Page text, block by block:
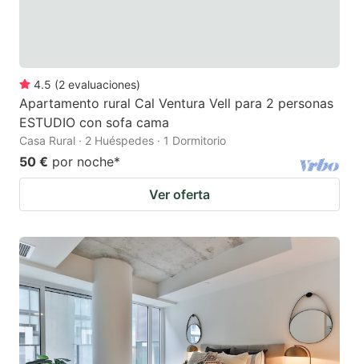
4.5 (2 evaluaciones)
Apartamento rural Cal Ventura Vell para 2 personas
ESTUDIO con sofa cama
Casa Rural · 2 Huéspedes · 1 Dormitorio
50 € por noche*
Ver oferta